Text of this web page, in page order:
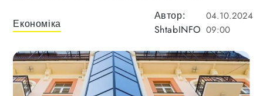
Економіка
Автор:
ShtabINFO
04.10.2024
09:00